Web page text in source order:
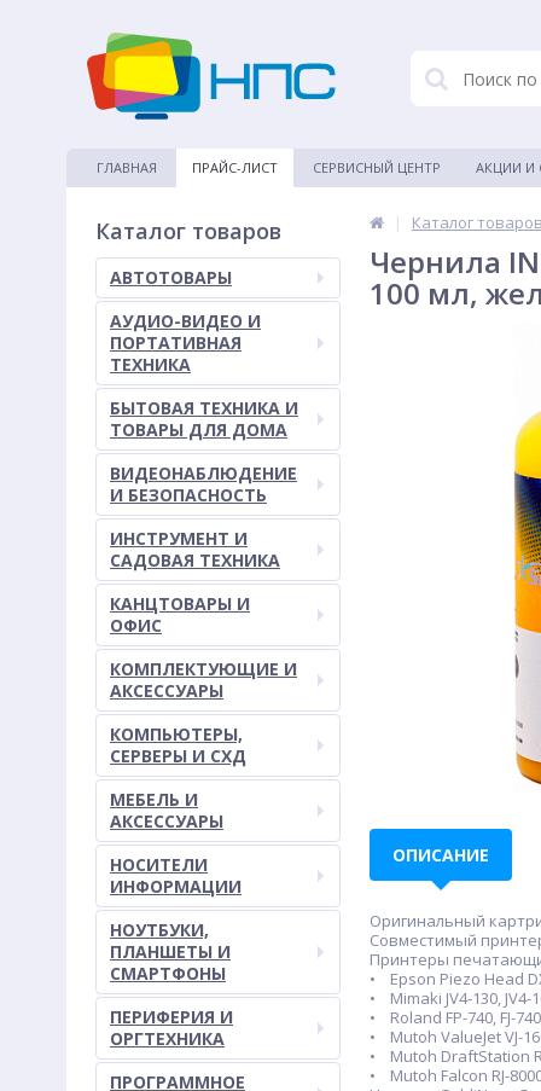
ГЛАВНАЯ ПРАЙС-ЛИСТ СЕРВИСНЫЙ ЦЕНТР АКЦИИ И
Каталог товаров
АВТОТОВАРЫ
АУДИО-ВИДЕО И
ПОРТАТИВНАЯ
ТЕХНИКА
БЫТОВАЯ ТЕХНИКА И
ТОВАРЫ ДЛЯ ДОМА
ВИДЕОНАБЛЮДЕНИЕ
И БЕЗОПАСНОСТЬ
ИНСТРУМЕНТ И
САДОВАЯ ТЕХНИКА
КАНЦТОВАРЫ И
ОФИС
КОМПЛЕКТУЮЩИЕ И
АКСЕССУАРЫ
КОМПЬЮТЕРЫ,
СЕРВЕРЫ И СХД
МЕБЕЛЬ И
АКСЕССУАРЫ
НОСИТЕЛИ
ИНФОРМАЦИИ
НОУТБУКИ,
ПЛАНШЕТЫ И
СМАРТФОНЫ
ПЕРИФЕРИЯ И
ОРГТЕХНИКА
ПРОГРАММНОЕ
| Каталог товаров
Чернила
100 мл,
ОПИСАНИЕ
Оригинальный
Совместимый
Принтеры
• Epson Piezo Head
• Mimaki JV4-130, JV4-
• Roland FP-740, FJ-
• Mutoh ValueJet VJ-
• Mutoh DraftStation
• Mutoh Falcon RJ-